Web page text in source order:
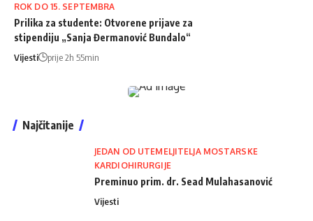
ROK DO 15. SEPTEMBRA
Prilika za studente: Otvorene prijave za
stipendiju „Sanja Đermanović Bundalo“
Vijesti prije 2h 55min
Najčitanije
JEDAN OD UTEMELJITELJA MOSTARSKE
KARDIOHIRURGIJE
Preminuo prim. dr. Sead Mulahasanović
Vijesti